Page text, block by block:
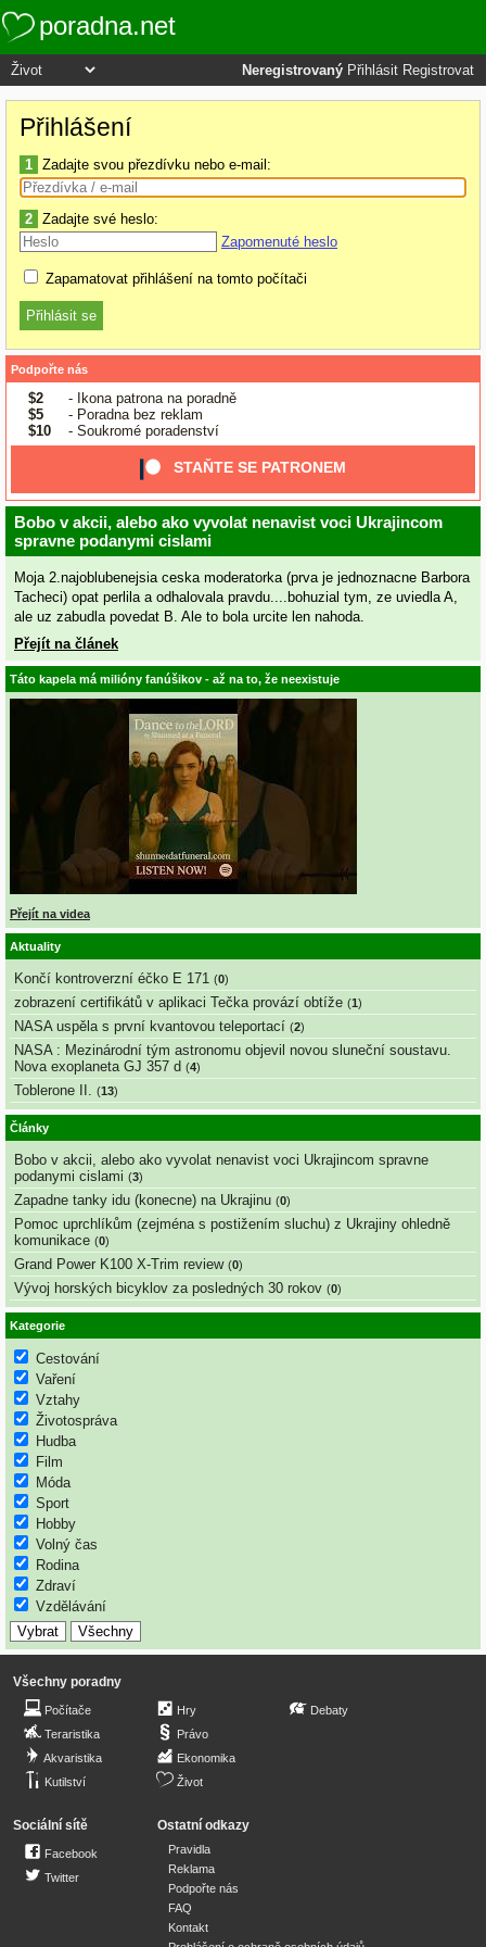
poradna.net
Neregistrovaný Přihlásit Registrovat
Přihlášení
1 Zadajte svou přezdívku nebo e-mail:
2 Zadajte své heslo:
Zapomenuté heslo
Zapamatovat přihlášení na tomto počítači
Podpořte nás
$2
- Ikona patrona na poradně
$5
- Poradna bez reklam
$10
- Soukromé poradenství
STAŇTE SE PATRONEM
Bobo v akcii, alebo ako vyvolat nenavist voci Ukrajincom
spravne podanymi cislami
Moja 2.najoblubenejsia ceska moderatorka (prva je jednoznacne Barbora
Tacheci) opat perlila a odhalovala pravdu....bohuzial tym, ze uviedla A,
ale uz zabudla povedat B. Ale to bola urcite len nahoda.
Přejít na článek
Táto kapela má milióny fanúšikov - až na to, že neexistuje
Přejít na videa
Aktuality
Končí kontroverzní éčko E 171 (0)
zobrazení certifikátů v aplikaci Tečka provází obtíže (1)
NASA uspěla s první kvantovou teleportací (2)
NASA : Mezinárodní tým astronomu objevil novou sluneční soustavu.
Nova exoplaneta GJ 357 d (4)
Toblerone II. (13)
Články
Bobo v akcii, alebo ako vyvolat nenavist voci Ukrajincom spravne
podanymi cislami (3)
Zapadne tanky idu (konecne) na Ukrajinu (0)
Pomoc uprchlíkům (zejména s postižením sluchu) z Ukrajiny ohledně
komunikace (0)
Grand Power K100 X-Trim review (0)
Vývoj horských bicyklov za posledných 30 rokov (0)
Kategorie
Cestování
Vaření
Vztahy
Životospráva
Hudba
Film
Móda
Sport
Hobby
Volný čas
Rodina
Zdraví
Vzdělávání
Všechny poradny
Počítače
Teraristika
Akvaristika
Kutilství
Hry
Právo
Ekonomika
Život
Debaty
Sociální sítě
Facebook
Twitter
Ostatní odkazy
Pravidla
Reklama
Podpořte nás
FAQ
Kontakt